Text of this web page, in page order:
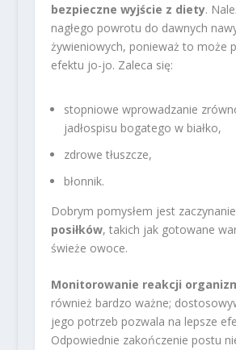
bezpieczne wyjście z diety.
nagłego powrotu do dawnych
żywieniowych, ponieważ to może
efektu jo-jo. Zaleca się:
stopniowe wprowadzanie
jadłospisu bogatego w białko,
zdrowe tłuszcze,
błonnik.
Dobrym pomysłem jest
posiłków, takich jak gotowane
świeże owoce.
Monitorowanie reakcji
również bardzo ważne;
jego potrzeb pozwala na lepsze
Odpowiednie zakończenie postu